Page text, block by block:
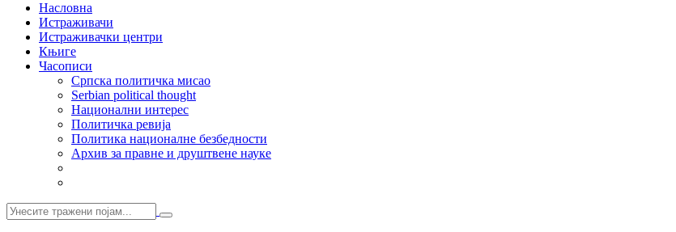
Насловна
Истраживачи
Истраживачки центри
Књиге
Часописи
Српска политичка мисао
Serbian political thought
Национални интерес
Политичка ревија
Политика националне безбедности
Архив за правне и друштвене науке